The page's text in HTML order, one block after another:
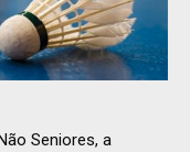
Seniores, a